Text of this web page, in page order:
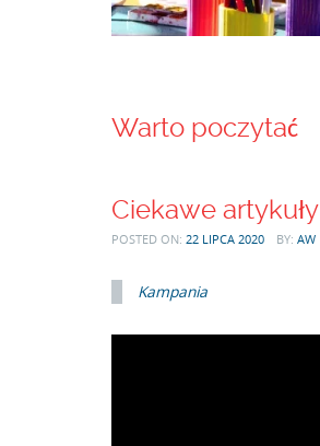
Warto poczytać
Ciekawe artykuły
POSTED ON: 22 LIPCA 2020 BY: AW
Kampania